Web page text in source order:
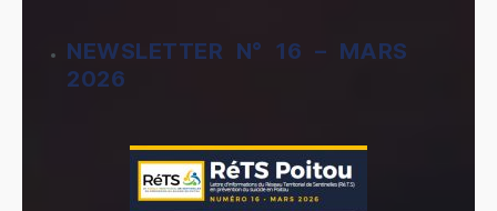
NEWSLETTER N° 16 – MARS
2026